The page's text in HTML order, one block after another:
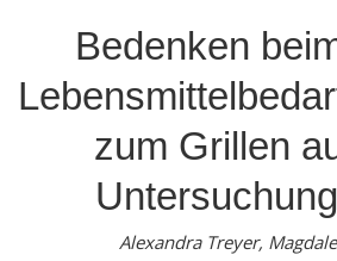
Bedenken
zum Grillen
Alexandra Treyer,